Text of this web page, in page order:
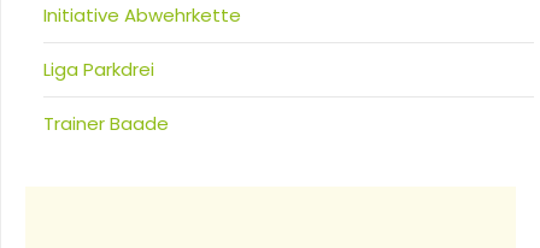
Initiative Abwehrkette
Liga Parkdrei
Trainer Baade